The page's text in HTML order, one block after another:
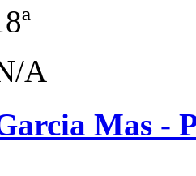
A
Mas -